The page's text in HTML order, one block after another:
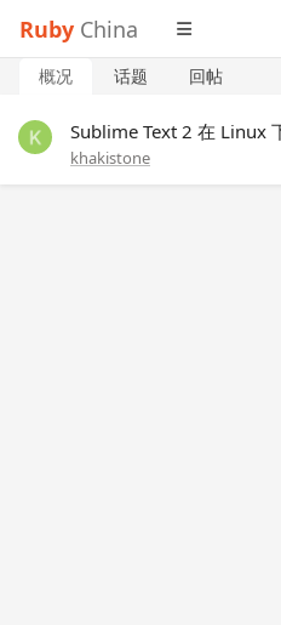
Ruby China
概况 话题 回帖
Sublime Text 2 在 Linux
khakistone